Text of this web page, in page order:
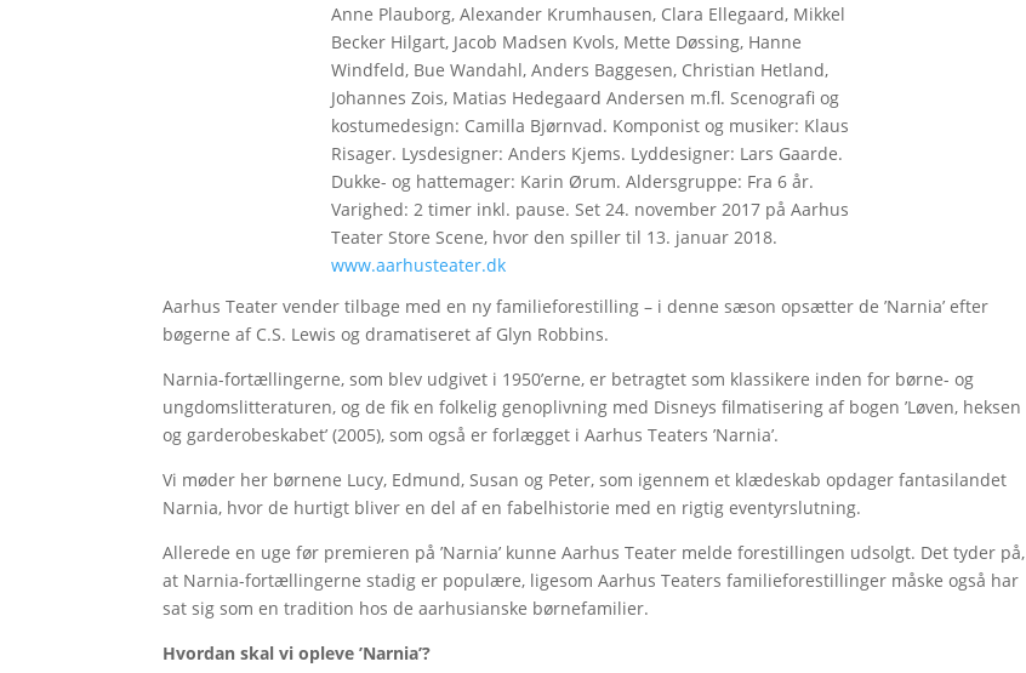
Anne Plauborg, Alexander Krumhausen, Clara Ellegaard, Mikkel
Becker Hilgart, Jacob Madsen Kvols, Mette Døssing, Hanne
Windfeld, Bue Wandahl, Anders Baggesen, Christian Hetland,
Johannes Zois, Matias Hedegaard Andersen m.fl. Scenografi og
kostumedesign: Camilla Bjørnvad. Komponist og musiker: Klaus
Risager. Lysdesigner: Anders Kjems. Lyddesigner: Lars Gaarde.
Dukke- og hattemager: Karin Ørum. Aldersgruppe: Fra 6 år.
Varighed: 2 timer inkl. pause. Set 24. november 2017 på Aarhus
Teater Store Scene, hvor den spiller til 13. januar 2018.
www.aarhusteater.dk
Aarhus Teater vender tilbage med en ny familieforestilling – i denne sæson opsætter de ’Narnia’ efter
bøgerne af C.S. Lewis og dramatiseret af Glyn Robbins.
Narnia-fortællingerne, som blev udgivet i 1950’erne, er betragtet som klassikere inden for børne- og
ungdomslitteraturen, og de fik en folkelig genoplivning med Disneys filmatisering af bogen ’Løven, heksen
og garderobeskabet’ (2005), som også er forlægget i Aarhus Teaters ’Narnia’.
Vi møder her børnene Lucy, Edmund, Susan og Peter, som igennem et klædeskab opdager fantasilandet
Narnia, hvor de hurtigt bliver en del af en fabelhistorie med en rigtig eventyrslutning.
Allerede en uge før premieren på ’Narnia’ kunne Aarhus Teater melde forestillingen udsolgt. Det tyder på,
at Narnia-fortællingerne stadig er populære, ligesom Aarhus Teaters familieforestillinger måske også har
sat sig som en tradition hos de aarhusianske børnefamilier.
Hvordan skal vi opleve ’Narnia’?